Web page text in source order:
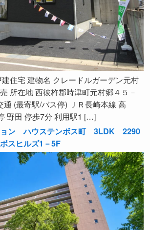
住宅 建物名 クレードルガーデン元村
所在地 西彼杵郡時津町元村郷４５－
通 (最寄駅/バス停) ＪＲ長崎本線 高
野田 停歩7分 利用駅1 […]
ョン ハウステンボス町 3LDK 2290
スヒルズ1－5F